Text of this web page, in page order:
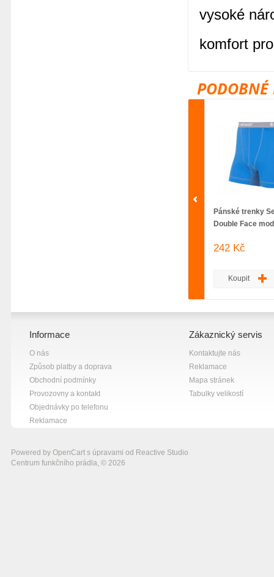
vysoké
komfort
PODOBNÉ
Pánské trenky
Double Face
242 Kč
Koupit
Informace
O nás
Způsob platby a doprava
Obchodní podmínky
Provozovny a kontakt
Objednávky po telefonu
Reklamace
Zákaznický servis
Kontaktujte nás
Reklamace
Mapa stránek
Tabulky velikostí
Powered by OpenCart s úpravami od Reactive Studio
Centrum funkčního prádla, © 2026